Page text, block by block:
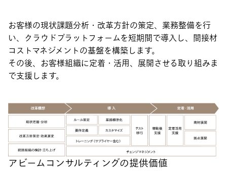
お客様の現状課題分析・改革方針の策定、業務整備を行
い、クラウドプラットフォームを短期間で導入し、間接材
コストマネジメントの基盤を構築します。
その後、お客様組織に定着・活用、展開させる取り組みま
で支援します。
アビームコンサルティングの提供価値